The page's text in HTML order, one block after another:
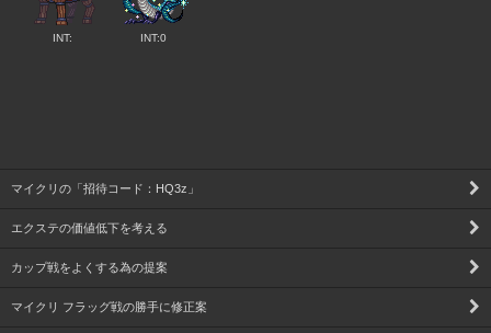
INT: INT:0
マイクリの「招待コード：HQ3z」
エクステの価値低下を考える
カップ戦をよくする為の提案
マイクリ フラッグ戦の勝手に修正案